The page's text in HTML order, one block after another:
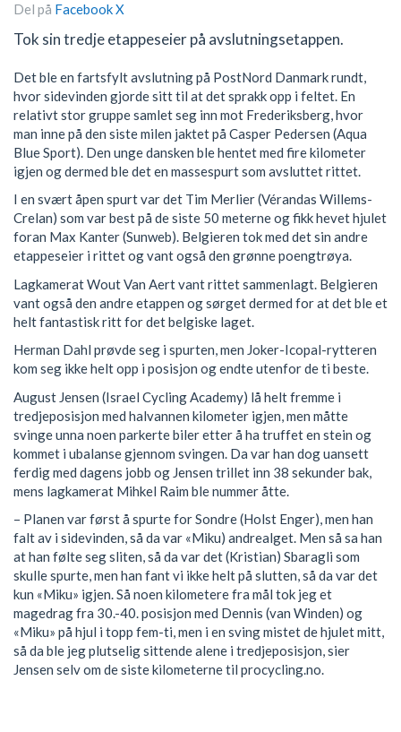
Del på FacebookX
Tok sin tredje etappeseier på avslutningsetappen.
Det ble en fartsfylt avslutning på PostNord Danmark rundt,
hvor sidevinden gjorde sitt til at det sprakk opp i feltet. En
relativt stor gruppe samlet seg inn mot Frederiksberg, hvor
man inne på den siste milen jaktet på Casper Pedersen (Aqua
Blue Sport). Den unge dansken ble hentet med fire kilometer
igjen og dermed ble det en massespurt som avsluttet rittet.
I en svært åpen spurt var det Tim Merlier (Vérandas Willems-
Crelan) som var best på de siste 50 meterne og fikk hevet hjulet
foran Max Kanter (Sunweb). Belgieren tok med det sin andre
etappeseier i rittet og vant også den grønne poengtrøya.
Lagkamerat Wout Van Aert vant rittet sammenlagt. Belgieren
vant også den andre etappen og sørget dermed for at det ble et
helt fantastisk ritt for det belgiske laget.
Herman Dahl prøvde seg i spurten, men Joker-Icopal-rytteren
kom seg ikke helt opp i posisjon og endte utenfor de ti beste.
August Jensen (Israel Cycling Academy) lå helt fremme i
tredjeposisjon med halvannen kilometer igjen, men måtte
svinge unna noen parkerte biler etter å ha truffet en stein og
kommet i ubalanse gjennom svingen. Da var han dog uansett
ferdig med dagens jobb og Jensen trillet inn 38 sekunder bak,
mens lagkamerat Mihkel Raim ble nummer åtte.
– Planen var først å spurte for Sondre (Holst Enger), men han
falt av i sidevinden, så da var «Miku) andrealget. Men så sa han
at han følte seg sliten, så da var det (Kristian) Sbaragli som
skulle spurte, men han fant vi ikke helt på slutten, så da var det
kun «Miku» igjen. Så noen kilometere fra mål tok jeg et
magedrag fra 30.-40. posisjon med Dennis (van Winden) og
«Miku» på hjul i topp fem-ti, men i en sving mistet de hjulet mitt,
så da ble jeg plutselig sittende alene i tredjeposisjon, sier
Jensen selv om de siste kilometerne til procycling.no.